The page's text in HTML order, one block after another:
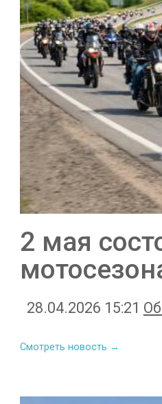
2 мая
28.04.2026 15:21
Смотреть новость →